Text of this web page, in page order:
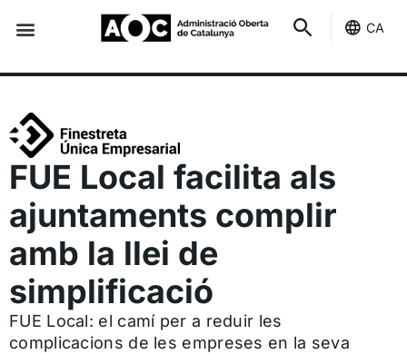
CA
FUE Local facilita als
ajuntaments complir
amb la llei de
simplificació
FUE Local: el camí per a reduir les
complicacions de les empreses en la seva